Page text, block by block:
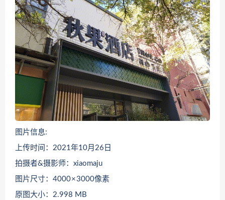
图片信息:
上传时间：2021年10月26日
拍摄者&摄影师：xiaomaju
图片尺寸：4000 × 3000像素
原图大小：2.998 MB